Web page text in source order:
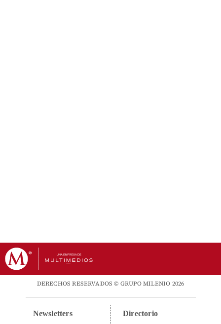
DERECHOS RESERVADOS © GRUPO MILENIO 2026
Newsletters Directorio